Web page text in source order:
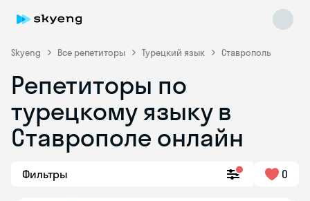
Skyeng Все репетиторы Турецкий язык Ставрополь
Репетиторы по
турецкому языку в
Ставрополе онлайн
Фильтры 0
Skyeng Chat